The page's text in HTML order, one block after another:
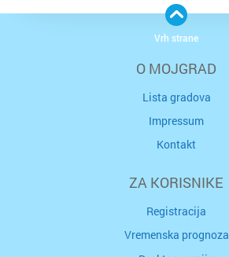
O MOJGRAD
Lista gradova
Impressum
Kontakt
ZA KORISNIKE
Registracija
Vremenska prognoza
Vrh strane